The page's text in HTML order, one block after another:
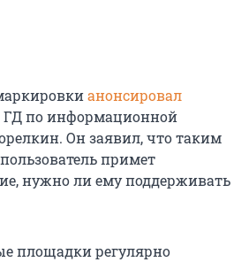
анонсировал
ГД по информационной
Он заявил, что таким
примет
нужно ли ему поддерживать
площадки регулярно